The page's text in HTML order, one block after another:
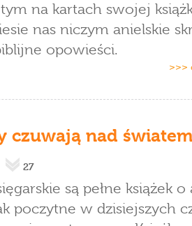
na kartach swojej
nas niczym anielskie
opowieści.
>>>
czuwają nad
27
są pełne książek o
poczytne w dzisiejszych